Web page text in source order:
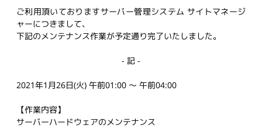
ご利用頂いておりますサーバー管理システム サイトマネージ
ャーにつきまして、
下記のメンテナンス作業が予定通り完了いたしました。
- 記 -
2021年1月26日(火) 午前01:00 ～ 午前04:00
【作業内容】
サーバーハードウェアのメンテナンス